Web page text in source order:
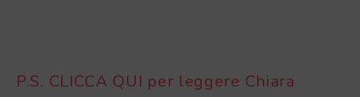
P.S. CLICCA QUI per leggere Chiara